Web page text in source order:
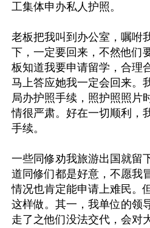
工集体申办私人护照。
老板把我叫到办公室，嘱咐
下，一定要回来，不然他们
板知道我要申请留学，合理
马上答应她我一定会回来。
局办护照手续，照护照照片
情很严肃。好在一切顺利，
手续。
一些同修劝我旅游出国就留
道同修们都是好意，不愿我
情况也肯定能申请上难民。
这样做。其一，我单位的领
走了之他们没法交代，会对